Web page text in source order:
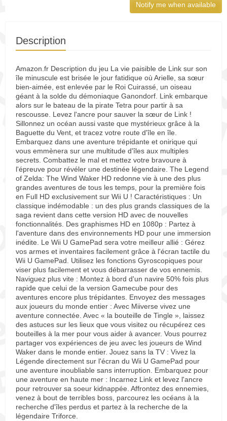
Notify me when available
Description
Amazon.fr Description du jeu La vie paisible de Link sur son
île minuscule est brisée le jour fatidique où Arielle, sa sœur
bien-aimée, est enlevée par le Roi Cuirassé, un oiseau
géant à la solde du démoniaque Ganondorf. Link embarque
alors sur le bateau de la pirate Tetra pour partir à sa
rescousse. Levez l'ancre pour sauver la sœur de Link !
Sillonnez un océan aussi vaste que mystérieux grâce à la
Baguette du Vent, et tracez votre route d'île en île.
Embarquez dans une aventure trépidante et onirique qui
vous emmènera sur une multitude d'îles aux multiples
secrets. Combattez le mal et mettez votre bravoure à
l'épreuve pour révéler une destinée légendaire. The Legend
of Zelda: The Wind Waker HD redonne vie à une des plus
grandes aventures de tous les temps, pour la première fois
en Full HD exclusivement sur Wii U ! Caractéristiques : Un
classique indémodable : un des plus grands classiques de la
saga revient dans cette version HD avec de nouvelles
fonctionnalités. Des graphismes HD en 1080p : Partez à
l'aventure dans des environnements HD pour une immersion
inédite. Le Wii U GamePad sera votre meilleur allié : Gérez
vos armes et inventaires facilement grâce à l'écran tactile du
Wii U GamePad. Utilisez les fonctions Gyroscopiques pour
viser plus facilement et vous débarrasser de vos ennemis.
Naviguez plus vite : Montez à bord d'un navire 50% fois plus
rapide que celui de la version Gamecube pour des
aventures encore plus trépidantes. Envoyez des messages
aux joueurs du monde entier : Avec Miiverse vivez une
aventure connectée. Avec « la bouteille de Tingle », laissez
des astuces sur les lieux que vous visitez ou récupérez ces
bouteilles à la mer pour vous aider à avancer. Vous pourrez
partager vos expériences de jeu avec les joueurs de Wind
Waker dans le monde entier. Jouez sans la TV : Vivez la
Légende directement sur l'écran du Wii U GamePad pour
une aventure inoubliable sans interruption. Embarquez pour
une aventure en haute mer : Incarnez Link et levez l'ancre
pour retrouver sa soeur kidnappée. Affrontez des ennemies,
venez à bout de terribles boss, parcourez les océans à la
recherche d'îles perdus et partez à la recherche de la
légendaire Triforce.